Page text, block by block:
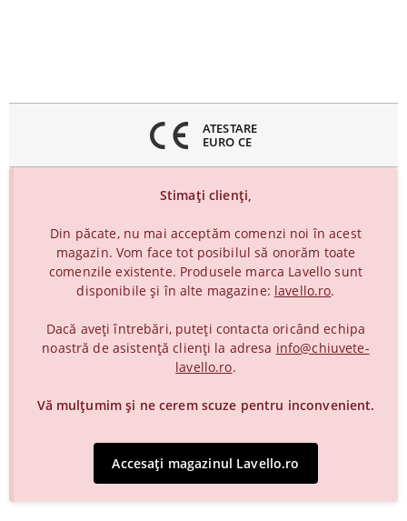
ATESTARE
EURO CE
Stimați clienți,
Din păcate, nu mai acceptăm comenzi noi în acest
magazin. Vom face tot posibilul să onorăm toate
comenzile existente. Produsele marca Lavello sunt
disponibile și în alte magazine: lavello.ro.
Dacă aveți întrebări, puteți contacta oricând echipa
noastră de asistență clienți la adresa info@chiuvete-
lavello.ro.
Vă mulțumim și ne cerem scuze pentru inconvenient.
Accesați magazinul Lavello.ro